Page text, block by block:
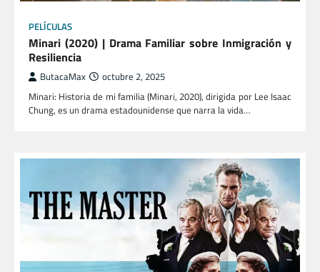
PELÍCULAS
Minari (2020) | Drama Familiar sobre Inmigración y
Resiliencia
ButacaMax octubre 2, 2025
Minari: Historia de mi familia (Minari, 2020), dirigida por Lee Isaac
Chung, es un drama estadounidense que narra la vida…